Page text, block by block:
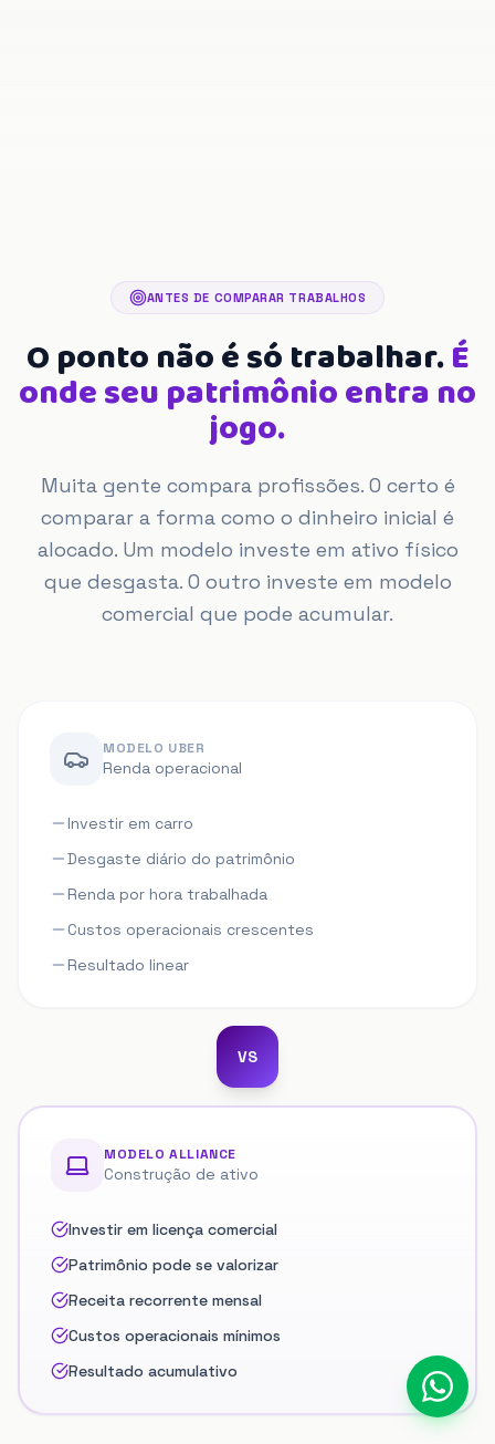
ANTES DE COMPARAR TRABALHOS
O ponto não é só trabalhar.É
onde seu patrimônio entra no
jogo.
Muita gente compara profissões. O certo é
comparar a forma como o dinheiro inicial é
alocado. Um modelo investe em ativo físico
que desgasta. O outro investe em modelo
comercial que pode acumular.
MODELO UBER
Renda operacional
Investir em carro
Desgaste diário do patrimônio
Renda por hora trabalhada
Custos operacionais crescentes
Resultado linear
VS
MODELO ALLIANCE
Construção de ativo
Investir em licença comercial
Patrimônio pode se valorizar
Receita recorrente mensal
Custos operacionais mínimos
Resultado acumulativo